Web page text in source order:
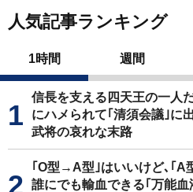
人気記事ランキング
1時間 週間
信長を支える四天王の一人
にハメられて｢清須会議｣に
武将の哀れな末路
｢O型→A型｣はいいけど､｢
誰にでも輸血できる｢万能血